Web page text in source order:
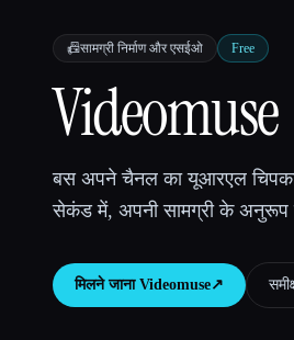
📠सामग्री निर्माण और एसईओ Free
Videomuse
बस अपने चैनल का यूआरएल
सेकंड में, अपनी सामग्री के अनुरूप
मिलने जाना Videomuse↗︎